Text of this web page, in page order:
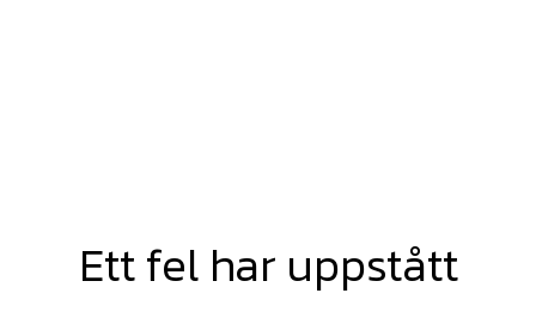
Ett fel har uppstått